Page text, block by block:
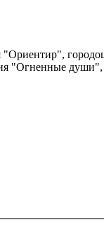
"Ориентир",
"Огненные души",